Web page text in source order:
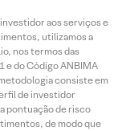
aos serviços e
utilizamos a
nos termos das
e do Código ANBIMA
consiste em
de investidor
pontuação de risco
de modo que